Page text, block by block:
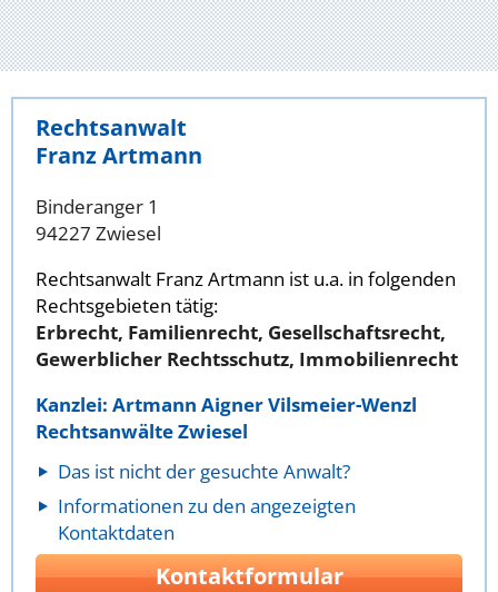
Rechtsanwalt
Franz Artmann
Binderanger 1
94227 Zwiesel
Rechtsanwalt Franz Artmann ist u.a. in folgenden
Rechtsgebieten tätig:
Erbrecht, Familienrecht, Gesellschaftsrecht,
Gewerblicher Rechtsschutz, Immobilienrecht
Kanzlei: Artmann Aigner Vilsmeier-Wenzl
Rechtsanwälte Zwiesel
Das ist nicht der gesuchte Anwalt?
Informationen zu den angezeigten
Kontaktdaten
Kontaktformular